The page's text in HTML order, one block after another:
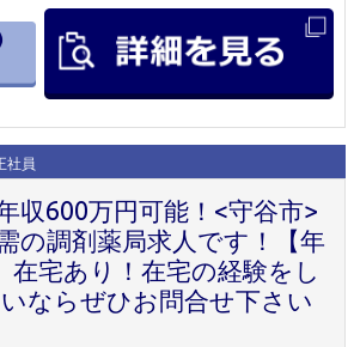
社員
収600万円可能！<守谷市>
の調剤薬局求人です！【年
在宅あり！在宅の経験をし
ならぜひお問合せ下さい